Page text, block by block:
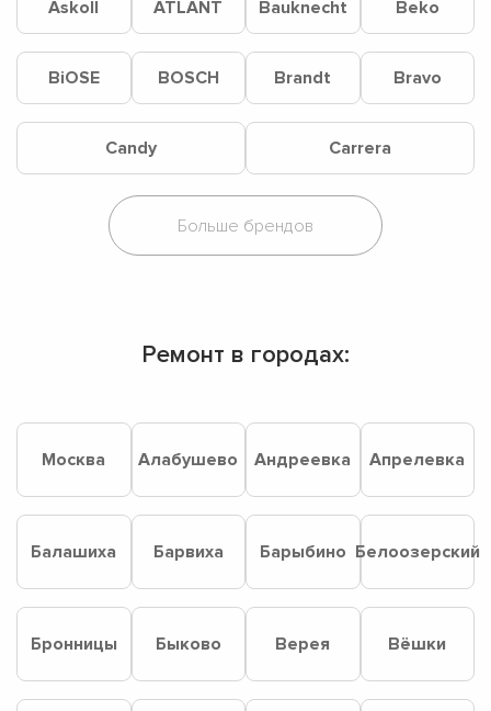
Askoll ATLANT Bauknecht Beko
BiOSE BOSCH Brandt Bravo
Candy Carrera
Ремонт в городах:
Москва Алабушево Андреевка Апрелевка
Балашиха Барвиха Барыбино Белоозерский
Бронницы Быково Верея Вёшки